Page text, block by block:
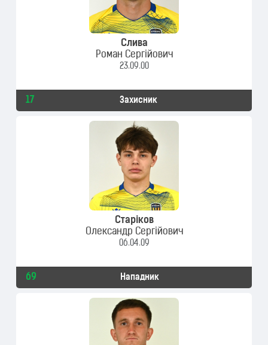
Слива
Роман Сергійович
23.09.00
17 Захисник
Старіков
Олександр Сергійович
06.04.09
69 Нападник